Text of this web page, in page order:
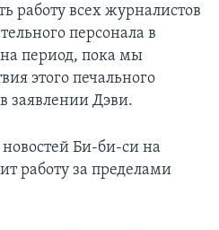
работу всех журналистов
персонала в
период, пока мы
этого печального
заявлении Дэви.
Би-би-си на
работу за пределами